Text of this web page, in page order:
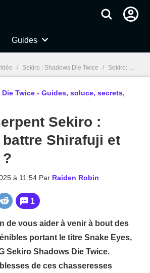
Guides
/ Sekiro : Shadows Die Twice / Sekiro: Shadows Die Twice - Guide, boss, soluce complète, secrets
Twice - Guides, soluce, secrets,
Sekiro :
battre Shirafuji et
à 11:54 Par Raiden Robin
1
de vous aider à venir à bout des
portant le titre Snake Eyes,
Sekiro Shadows Die Twice.
de ces chasseresses